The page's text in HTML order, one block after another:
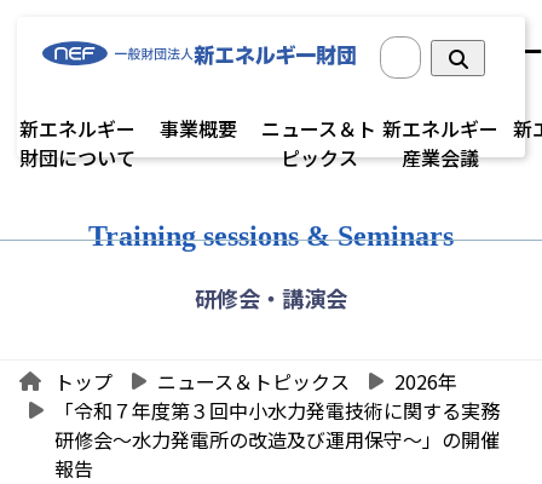
新エネルギー
財団について
事業概要
ニュース＆ト
ピックス
新エネルギー
産業会議
新
Training sessions & Seminars
研修会・講演会
トップ ニュース＆トピックス
2026年
「令和７年度第３回中小水力発電技術に関する実務
研修会～水力発電所の改造及び運用保守～」の開催
報告